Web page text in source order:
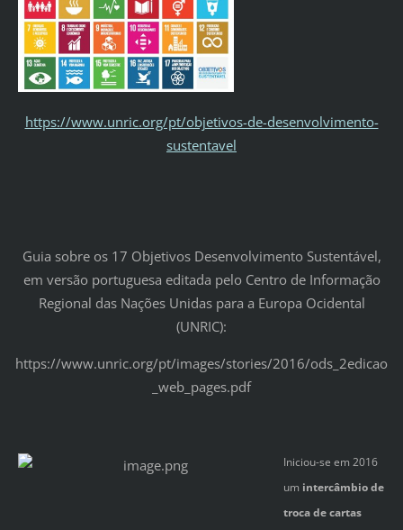
https://www.unric.org/pt/objetivos-de-desenvolvimento-
sustentavel
Guia sobre os 17 Objetivos Desenvolvimento Sustentável,
em versão portuguesa editada pelo Centro de Informação
Regional das Nações Unidas para a Europa Ocidental
(UNRIC):
https://www.unric.org/pt/images/stories/2016/ods_2edicao
_web_pages.pdf
Iniciou-se em 2016
um intercâmbio de
troca de cartas